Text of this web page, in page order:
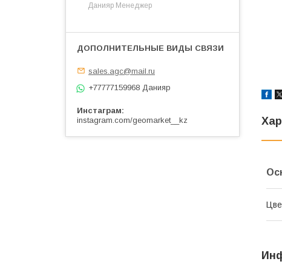
Данияр Менеджер
sales.agc@mail.ru
+77777159968 Данияр
Инстаграм
instagram.com/geomarket__kz